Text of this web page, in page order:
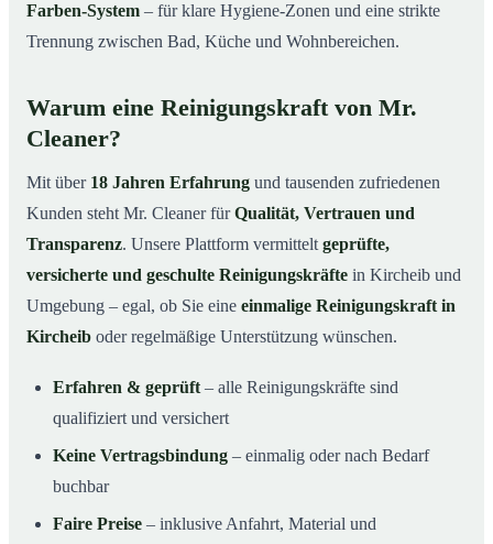
Farben-System – für klare Hygiene-Zonen und eine strikte
Trennung zwischen Bad, Küche und Wohnbereichen.
Warum eine Reinigungskraft von Mr.
Cleaner?
Mit über 18 Jahren Erfahrung und tausenden zufriedenen
Kunden steht Mr. Cleaner fürQualität, Vertrauen und
Transparenz. Unsere Plattform vermittelt geprüfte,
versicherte und geschulte Reinigungskräfte in Kircheib und
Umgebung – egal, ob Sie eine einmalige Reinigungskraft in
Kircheib oder regelmäßige Unterstützung wünschen.
Erfahren & geprüft – alle Reinigungskräfte sind
qualifiziert und versichert
Keine Vertragsbindung – einmalig oder nach Bedarf
buchbar
Faire Preise – inklusive Anfahrt, Material und